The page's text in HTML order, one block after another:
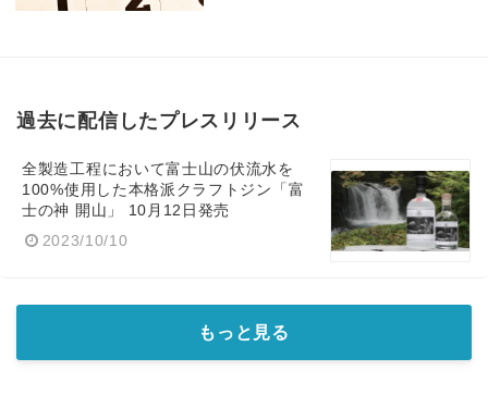
過去に配信したプレスリリース
全製造工程において富士山の伏流水を
100%使用した本格派クラフトジン「富
士の神 開山」 10月12日発売
2023/10/10
もっと見る